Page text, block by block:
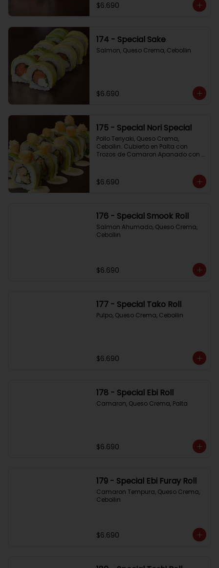
$6.690
174 - Special Sake
Salmon, Queso Crema, Cebollin
$6.690
175 - Special Nori Special
Pollo Teriyaki, Queso Crema,
Cebollin. Cubierto en Palta con
Trozos de Camaron Apanado con
$6.690
176 - Special Smook Roll
Salmon Ahumado, Queso Crema,
Cebollin
$6.690
177 - Special Tako Roll
Pulpo, Queso Crema, Cebollin
$6.690
178 - Special Ebi Roll
Camaron, Queso Crema, Palta
$6.690
179 - Special Ebi Furay Roll
Camaron Tempura, Queso Crema,
Cebollin
$6.690